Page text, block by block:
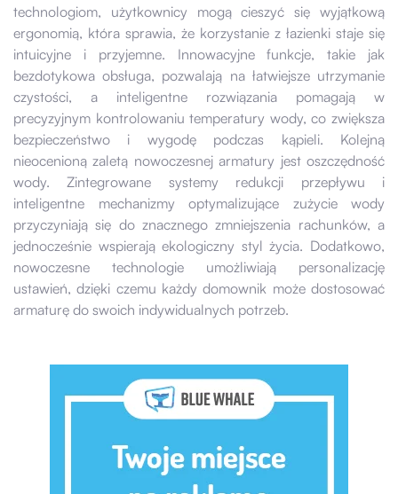
technologiom, użytkownicy mogą cieszyć się wyjątkową
ergonomią, która sprawia, że korzystanie z łazienki staje się
intuicyjne i przyjemne. Innowacyjne funkcje, takie jak
bezdotykowa obsługa, pozwalają na łatwiejsze utrzymanie
czystości, a inteligentne rozwiązania pomagają w
precyzyjnym kontrolowaniu temperatury wody, co zwiększa
bezpieczeństwo i wygodę podczas kąpieli. Kolejną
nieocenioną zaletą nowoczesnej armatury jest oszczędność
wody. Zintegrowane systemy redukcji przepływu i
inteligentne mechanizmy optymalizujące zużycie wody
przyczyniają się do znacznego zmniejszenia rachunków, a
jednocześnie wspierają ekologiczny styl życia. Dodatkowo,
nowoczesne technologie umożliwiają personalizację
ustawień, dzięki czemu każdy domownik może dostosować
armaturę do swoich indywidualnych potrzeb.